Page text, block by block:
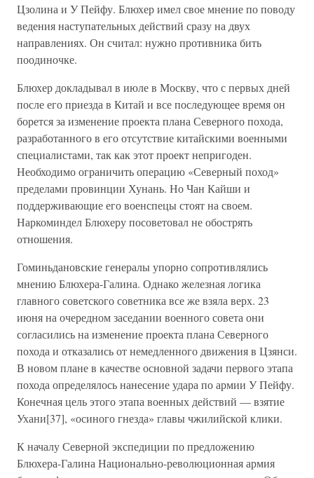
Цзолина и У Пейфу. Блюхер имел свое мнение по поводу
ведения наступательных действий сразу на двух
направлениях. Он считал: нужно противника бить
поодиночке.
Блюхер докладывал в июле в Москву, что с первых дней
после его приезда в Китай и все последующее время он
борется за изменение проекта плана Северного похода,
разработанного в его отсутствие китайскими военными
специалистами, так как этот проект непригоден.
Необходимо ограничить операцию «Северный поход»
пределами провинции Хунань. Но Чан Кайши и
поддерживающие его военспецы стоят на своем.
Наркоминдел Блюхеру посоветовал не обострять
отношения.
Гоминьдановские генералы упорно сопротивлялись
мнению Блюхера-Галина. Однако железная логика
главного советского советника все же взяла верх. 23
июня на очередном заседании военного совета они
согласились на изменение проекта плана Северного
похода и отказались от немедленного движения в Цзянси.
В новом плане в качестве основной задачи первого этапа
похода определялось нанесение удара по армии У Пейфу.
Конечная цель этого этапа военных действий — взятие
Ухани[37], «осиного гнезда» главы чжилийской клики.
К началу Северной экспедиции по предложению
Блюхера-Галина Национально-революционная армия